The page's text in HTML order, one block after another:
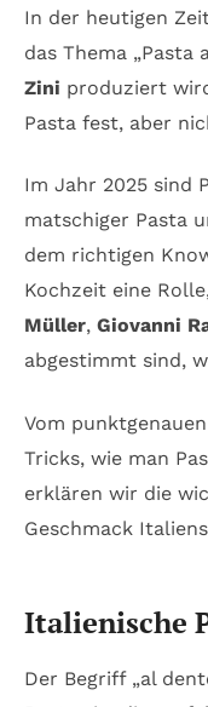
In der heutigen
das Thema
Zini produziert
Pasta fest, aber
Im Jahr 2025 sind
matschiger Pasta
dem richtigen
Kochzeit eine
Müller, Giovanni
abgestimmt sind,
Vom
Tricks, wie man
erklären wir die
Geschmack
Italienische
Der Begriff „al